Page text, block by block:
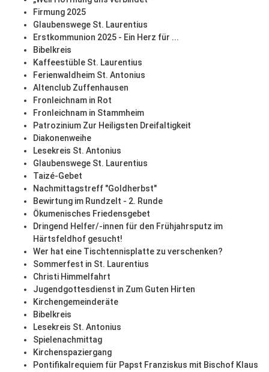
Firmung 2025
Glaubenswege St. Laurentius
Erstkommunion 2025 - Ein Herz für ...
Bibelkreis
Kaffeestüble St. Laurentius
Ferienwaldheim St. Antonius
Altenclub Zuffenhausen
Fronleichnam in Rot
Fronleichnam in Stammheim
Patrozinium Zur Heiligsten Dreifaltigkeit
Diakonenweihe
Lesekreis St. Antonius
Glaubenswege St. Laurentius
Taizé-Gebet
Nachmittagstreff "Goldherbst"
Bewirtung im Rundzelt - 2. Runde
Ökumenisches Friedensgebet
Dringend Helfer/-innen für den Frühjahrsputz im
Härtsfeldhof gesucht!
Wer hat eine Tischtennisplatte zu verschenken?
Sommerfest in St. Laurentius
Christi Himmelfahrt
Jugendgottesdienst in Zum Guten Hirten
Kirchengemeinderäte
Bibelkreis
Lesekreis St. Antonius
Spielenachmittag
Kirchenspaziergang
Pontifikalrequiem für Papst Franziskus mit Bischof Klaus